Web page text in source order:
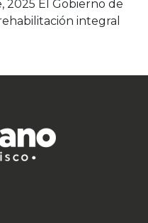
2025 El Gobierno de
integral